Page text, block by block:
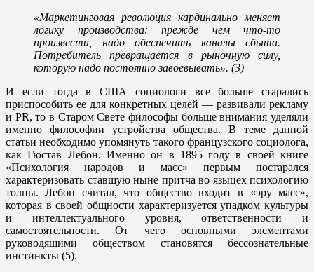
«Маркетинговая революция кардинально меняет
логику производства: прежде чем что-то
произвести, надо обеспечить каналы сбыта.
Потребитель превращается в рыночную силу,
которую надо постоянно завоевывать». (3)
И если тогда в США социологи все больше старались
приспособить ее для конкретных целей — развивали рекламу
и PR, то в Старом Свете философы больше внимания уделяли
именно философии устройства общества. В теме данной
статьи необходимо упомянуть такого французского социолога,
как Гюстав Лебон. Именно он в 1895 году в своей книге
«Психология народов и масс» первым постарался
характеризовать ставшую ныне притча во языцех психологию
толпы. Лебон считал, что общество входит в «эру масс»,
которая в своей общности характеризуется упадком культуры
и интеллектуального уровня, ответственности и
самостоятельности. От чего основными элементами
руководящими обществом становятся бессознательные
инстинкты (5).